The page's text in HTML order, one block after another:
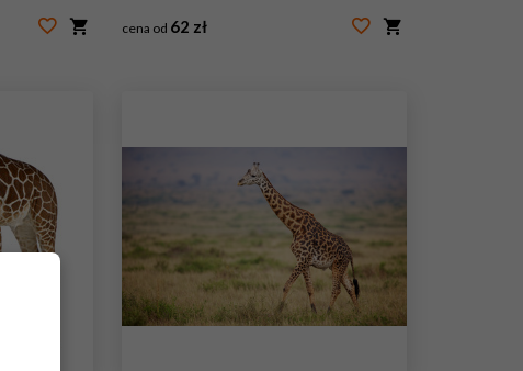
cena od 62 zł